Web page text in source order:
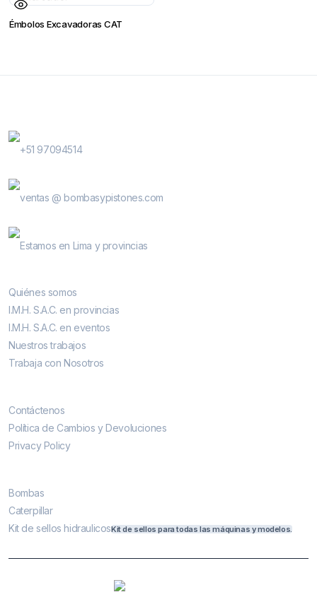
Émbolos Excavadoras CAT
+51 97094514
ventas @ bombasypistones.com
Estamos en Lima y provincias
Quiénes somos
I.M.H. S.A.C. en provincias
I.M.H. S.A.C. en eventos
Nuestros trabajos
Trabaja con Nosotros
Contáctenos
Política de Cambios y Devoluciones
Privacy Policy
Bombas
Caterpillar
Kit de sellos hidraulicosKit de sellos para todas las máquinas y modelos.